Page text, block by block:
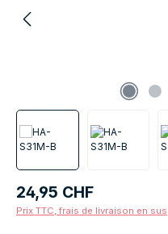
Prix régulier :
24,95 CHF
Prix TTC, frais de livraison en sus